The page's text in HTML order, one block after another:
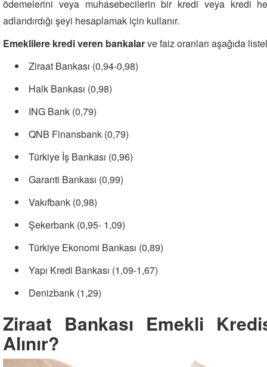
ödemelerini veya muhasebecilerin bir kredi veya kredi
adlandırdığı şeyi hesaplamak için kullanır.
Emeklilere kredi veren bankalarve faiz oranları aşağıda
Ziraat Bankası (0,94-0,98)
Halk Bankası (0,98)
ING Bank (0,79)
QNB Finansbank (0,79)
Türkiye İş Bankası (0,96)
Garanti Bankası (0,99)
Vakıfbank (0,98)
Şekerbank (0,95- 1,09)
Türkiye Ekonomi Bankası (0,89)
Yapı Kredi Bankası (1,09-1,67)
Denizbank (1,29)
Ziraat Bankası Emekli
Alınır?